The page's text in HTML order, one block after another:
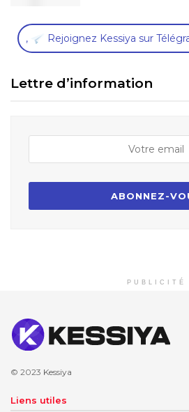
, Rejoignez Kessiya sur
Lettre d’information
PUBLICITÉ
© 2023 Kessiya
Liens utiles